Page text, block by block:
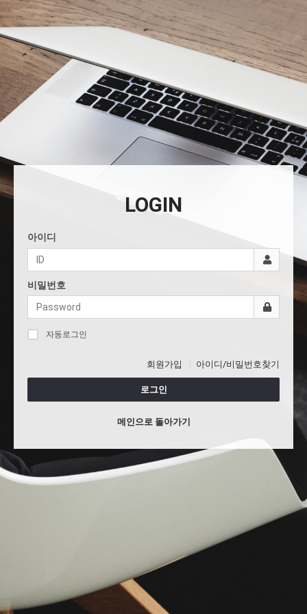
LOGIN
아이디
비밀번호
자동로그인
회원가입 아이디/비밀번호찾기
로그인
메인으로 돌아가기